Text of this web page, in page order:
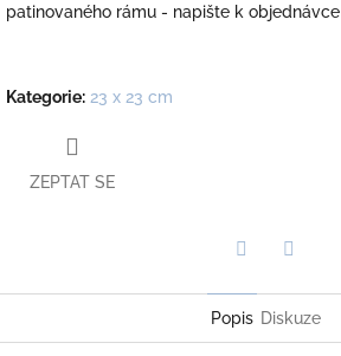
patinovaného rámu - napište k objednávce
Kategorie: 23 x 23 cm
ZEPTAT SE
Popis Diskuze